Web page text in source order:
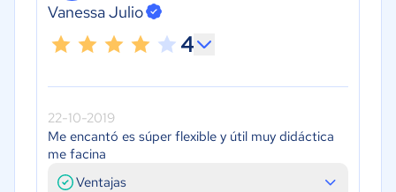
Vanessa Julio
4
22-10-2019
Me encantó es súper flexible y útil muy didáctica
me facina
Ventajas